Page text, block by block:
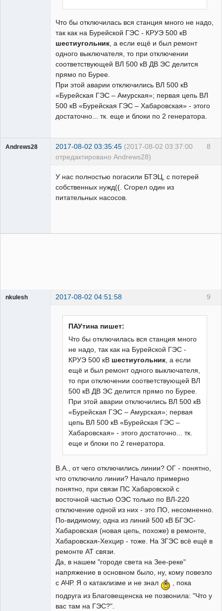
Что бы отключилась вся станция много не надо,
так как на Бурейской ГЭС - КРУЭ 500 кВ
шестиугольник , а если ещё и был ремонт
одного выключателя, то при отключении
соответствующей ВЛ 500 кВ ДВ ЭС делится
прямо по Бурее.
При этой аварии отключились ВЛ 500 кВ
«Бурейская ГЭС – Амурская»; первая цепь ВЛ
500 кВ «Бурейская ГЭС – Хабаровская» - этого
достаточно... тк. еще и блоки по 2 генератора.
8
Andrews28 2017-08-02 03:35:45 (2017-08-02 03:37:00
отредактировано Andrews28)
У нас полностью погасили БТЭЦ, с потерей
собственных нужд((. Сгорел один из
питательных насосов.
9
nkulesh 2017-08-02 04:51:58
ПАУтина пишет:
Что бы отключилась вся станция много
не надо, так как на Бурейской ГЭС -
КРУЭ 500 кВ шестиугольник , а если
ещё и был ремонт одного выключателя,
то при отключении соответствующей ВЛ
500 кВ ДВ ЭС делится прямо по Бурее.
При этой аварии отключились ВЛ 500 кВ
«Бурейская ГЭС – Амурская»; первая
цепь ВЛ 500 кВ «Бурейская ГЭС –
Хабаровская» - этого достаточно... тк.
еще и блоки по 2 генератора.
В.А., от чего отключились линии? ОГ - понятно,
что отключило линии? Начало примерно
понятно, при связи ПС Хабаровской с
восточной частью ОЭС только по ВЛ-220
отключение одной из них - это ПО, несомненно.
По-видимому, одна из линий 500 кВ БГЭС-
Хабаровская (новая цепь, похоже) в ремонте,
Хабаровская-Хехцир - тоже. На ЗГЭС всё ещё в
ремонте АТ связи.
Да, в нашем "городе света на Зее-реке"
напряжение в основном было, ну, кому повезло
с АЧР. Я о катаклизме и не знал
, пока
подруга из Благовещенска не позвонила: "Что у
вас там на ГЭС?".